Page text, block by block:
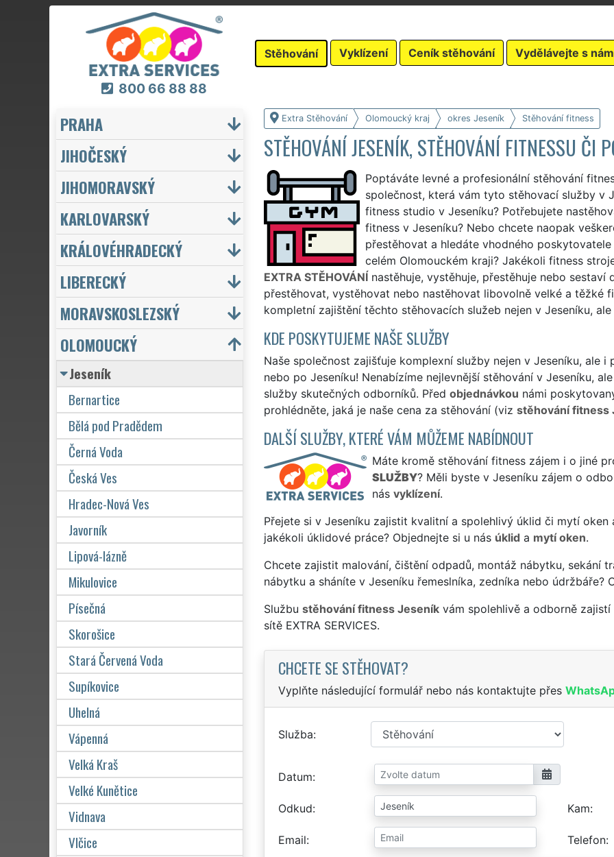
800 66 88 88
Stěhování Vyklízení Ceník stěhování Vydělávejte s
Extra Stěhování Olomoucký kraj okres Jeseník Stěhování fitness
STĚHOVÁNÍ JESENÍK, STĚHOVÁNÍ FITNESSU ČI
Poptáváte levné a profesionální stěhování
společnost, která vám tyto stěhovací služby v
fitness studio v Jeseníku? Potřebujete
fitness v Jeseníku? Nebo chcete naopak
přestěhovat a hledáte vhodného
celém Olomouckém kraji? Jakékoli fitness
EXTRA STĚHOVÁNÍnastěhuje, vystěhuje, přestěhuje nebo
přestěhovat, vystěhovat nebo nastěhovat libovolně velké a těžké
kompletní zajištění těchto stěhovacích služeb nejen v Jeseníku,
KDE POSKYTUJEME NAŠE SLUŽBY
Naše společnost zajišťuje komplexní služby nejen v Jeseníku, ale
nebo po Jeseníku! Nenabízíme nejlevnější stěhování v Jeseníku,
služby skutečných odborníků. Před objednávkou námi
prohlédněte, jaká je naše cena za stěhování (viz stěhování fitness
DALŠÍ SLUŽBY, KTERÉ VÁM MŮŽEME NABÍDNOUT
Máte kromě stěhování fitness zájem i o jiné
SLUŽBY? Měli byste v Jeseníku zájem o
nás vyklízení.
Přejete si v Jeseníku zajistit kvalitní a spolehlivý úklid či mytí
jakékoli úklidové práce? Objednejte si u nás úklid a mytí oken.
Chcete zajistit malování, čištění odpadů, montáž nábytku, sekání
nábytku a sháníte v Jeseníku řemeslníka, zedníka nebo údržbáře?
Službu stěhování fitness Jeseníkvám spolehlivě a odborně
sítě EXTRA SERVICES.
CHCETE SE STĚHOVAT?
Vyplňte následující formulář nebo nás kontaktujte přes
Služba
Datum
Odkud Kam
Email Telefon
PRAHA
JIHOČESKÝ
JIHOMORAVSKÝ
KARLOVARSKÝ
KRÁLOVÉHRADECKÝ
LIBERECKÝ
MORAVSKOSLEZSKÝ
OLOMOUCKÝ
Jeseník
Bernartice
Bělá pod Pradědem
Černá Voda
Česká Ves
Hradec-Nová Ves
Javorník
Lipová-lázně
Mikulovice
Písečná
Skorošice
Stará Červená Voda
Supíkovice
Uhelná
Vápenná
Velká Kraš
Velké Kunětice
Vidnava
Vlčice